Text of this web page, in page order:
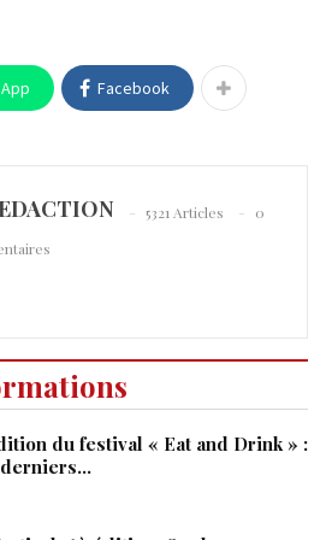
Facebook
5321 Articles
0
du festival « Eat and Drink » :
derniers…